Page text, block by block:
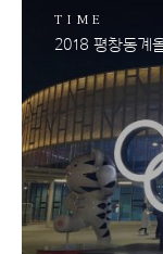
TIME
2018 평창동계